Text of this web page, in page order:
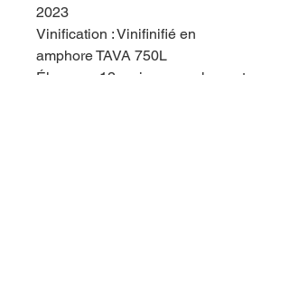
2023
Vinification : Vinifinifié en
amphore TAVA 750L
Élevage : 12 mois en amphore et